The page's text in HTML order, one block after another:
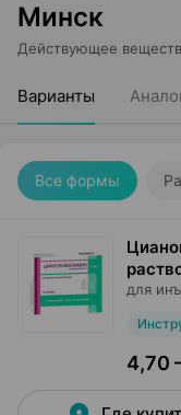
Минск
Действующее
Варианты
Все формы
для
4,70